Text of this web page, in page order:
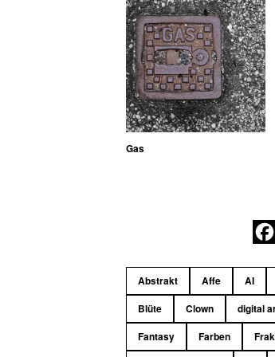
Gas
Abstrakt Affe AI
Blüte
Clown digital
Fantasy
Farben